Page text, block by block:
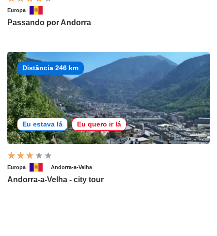
Europa
Passando por Andorra
Distância 246 km
Eu estava lá Eu quero ir lá
Europa Andorra-a-Velha
Andorra-a-Velha - city tour